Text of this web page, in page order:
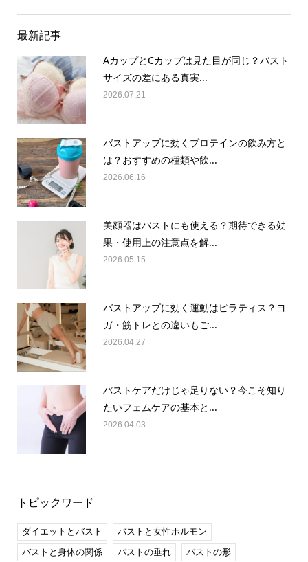
最新記事
AカップとCカップは見た目が同じ？バスト
サイズの差にある真実...
2026.07.21
バストアップに効くプロテインの飲み方と
は？おすすめの種類や飲...
2026.06.16
美顔器はバストにも使える？期待できる効
果・使用上の注意点を解...
2026.05.15
バストアップに効く運動はピラティス？ヨ
ガ・筋トレとの違いもご...
2026.04.27
バストケアだけじゃ足りない？今こそ知り
たいフェムケアの基本と...
2026.04.03
トピックワード
ダイエットとバスト
バストと女性ホルモン
バストと身体の関係
バストの垂れ
バストの形